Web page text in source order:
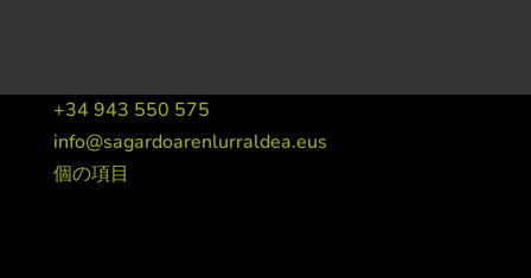
+34 943 550 575
info@sagardoarenlurraldea.eus
個の項目